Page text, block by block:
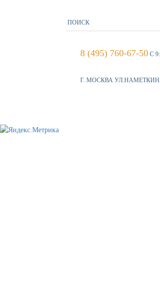
8 (495) 760-67-50 С
Г. МОСКВА